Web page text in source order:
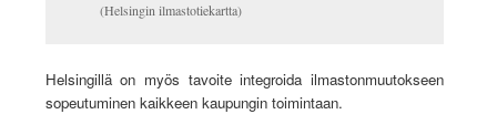
(Helsingin ilmastotiekartta)
Helsingillä on myös tavoite integroida ilmastonmuutokseen
sopeutuminen kaikkeen kaupungin toimintaan.